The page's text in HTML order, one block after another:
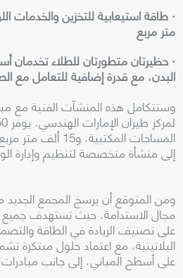
متر مربع
· حظيرتان متطورتان للطلاء تخدمان
البدن، مع قدرة إضافية للتعامل مع
وستتكامل هذه المنشآت الفنية
المساحات
إلى منشأة متخصصة لتنظيم وإدارة
ومن المتوقع أن يرسخ المجمع
مجال الاستدامة، حيث تستهدف
البلاتينية، مع اعتماد حلول مبتكرة
على أسطح المباني، إلى جانب